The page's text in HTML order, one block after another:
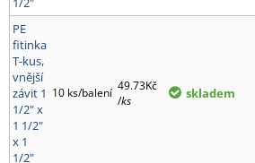
PE
fitinka
T-kus,
vnější
závit 1
1/2" x
1 1/2"
x 1
1/2"
10 ks/balení 49.73Kč
/ks skladem